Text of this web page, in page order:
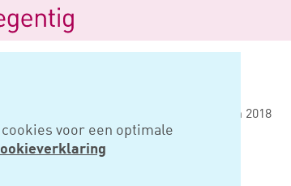
voor een optimale
minimumloon bij stukloon pas in 2018